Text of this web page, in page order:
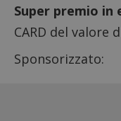
Super premio in
CARD del valore
Sponsorizzato: